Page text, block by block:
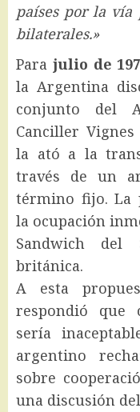
países por la vía
bilaterales.»
Para julio de
la Argentina
conjunto del
Canciller
la ató a la
través de un
término fijo. La
la ocupación
Sandwich del
británica.
A esta
respondió que
sería
argentino
sobre
una discusión